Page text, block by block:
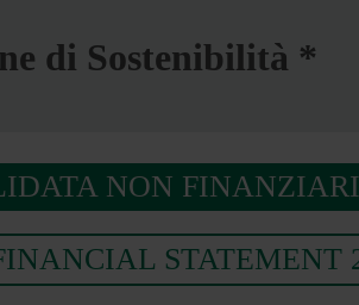
di Sostenibilità *
NON
STATEMENT